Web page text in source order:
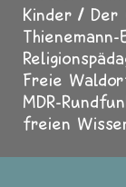
Kinder
Der
Freie
MDR-
freien